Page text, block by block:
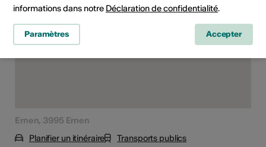
Ernen, 3995 Ernen
Planifier un itinéraire
Transports publics
informations dans notre Déclaration de confidentialité.
Paramètres Accepter